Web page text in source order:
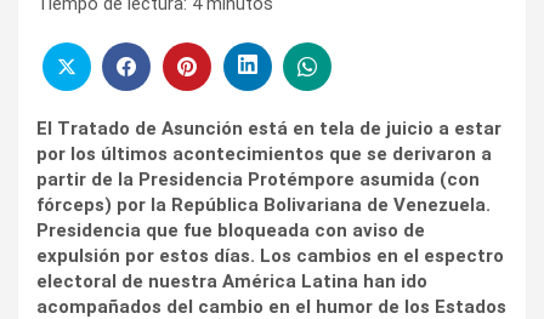
El Tratado de Asunción está en tela de juicio a estar
por los últimos acontecimientos que se derivaron a
partir de la Presidencia Protémpore asumida (con
fórceps) por la República Bolivariana de Venezuela.
Presidencia que fue bloqueada con aviso de
expulsión por estos días. Los cambios en el espectro
electoral de nuestra América Latina han ido
acompañados del cambio en el humor de los Estados